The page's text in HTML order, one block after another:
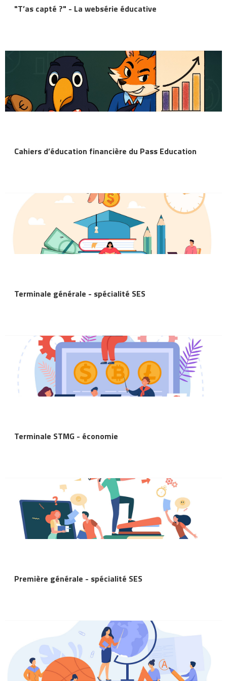
"T’as capté ?" - La websérie éducative
Cahiers d’éducation financière du Pass Education
Terminale générale - spécialité SES
Terminale STMG - économie
Première générale - spécialité SES